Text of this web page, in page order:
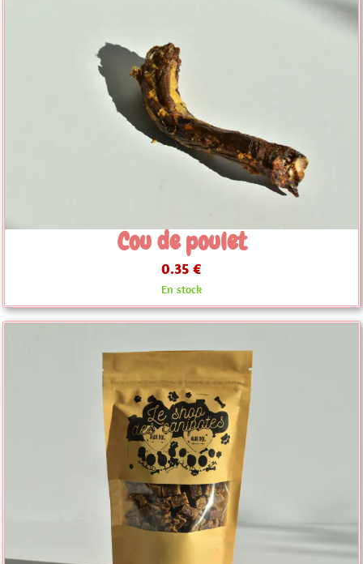
Cou de poulet
0.35 €
En stock